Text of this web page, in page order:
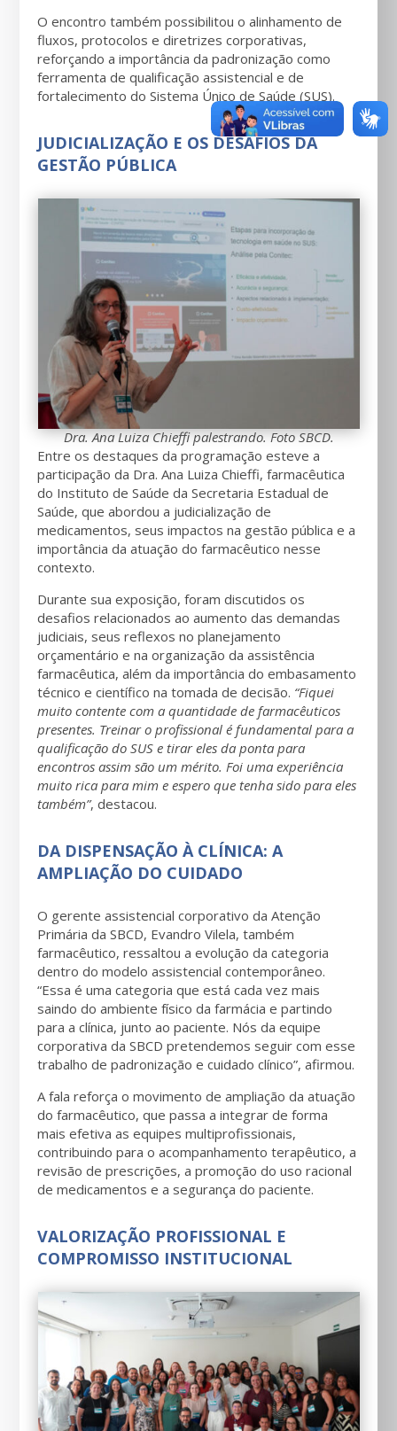
O encontro também possibilitou o alinhamento de
fluxos, protocolos e diretrizes corporativas,
reforçando a importância da padronização como
ferramenta de qualificação assistencial e de
fortalecimento do Sistema Único de Saúde (SUS).
JUDICIALIZAÇÃO E OS DESAFIOS DA
GESTÃO PÚBLICA
Dra. Ana Luiza Chieffi palestrando. Foto SBCD.
Entre os destaques da programação esteve a
participação da Dra. Ana Luiza Chieffi, farmacêutica
do Instituto de Saúde da Secretaria Estadual de
Saúde, que abordou a judicialização de
medicamentos, seus impactos na gestão pública e a
importância da atuação do farmacêutico nesse
contexto.
Durante sua exposição, foram discutidos os
desafios relacionados ao aumento das demandas
judiciais, seus reflexos no planejamento
orçamentário e na organização da assistência
farmacêutica, além da importância do embasamento
técnico e científico na tomada de decisão. “Fiquei
muito contente com a quantidade de farmacêuticos
presentes. Treinar o profissional é fundamental para a
qualificação do SUS e tirar eles da ponta para
encontros assim são um mérito. Foi uma experiência
muito rica para mim e espero que tenha sido para eles
também”, destacou.
DA DISPENSAÇÃO À CLÍNICA: A
AMPLIAÇÃO DO CUIDADO
O gerente assistencial corporativo da Atenção
Primária da SBCD, Evandro Vilela, também
farmacêutico, ressaltou a evolução da categoria
dentro do modelo assistencial contemporâneo.
“Essa é uma categoria que está cada vez mais
saindo do ambiente físico da farmácia e partindo
para a clínica, junto ao paciente. Nós da equipe
corporativa da SBCD pretendemos seguir com esse
trabalho de padronização e cuidado clínico”, afirmou.
A fala reforça o movimento de ampliação da atuação
do farmacêutico, que passa a integrar de forma
mais efetiva as equipes multiprofissionais,
contribuindo para o acompanhamento terapêutico, a
revisão de prescrições, a promoção do uso racional
de medicamentos e a segurança do paciente.
VALORIZAÇÃO PROFISSIONAL E
COMPROMISSO INSTITUCIONAL